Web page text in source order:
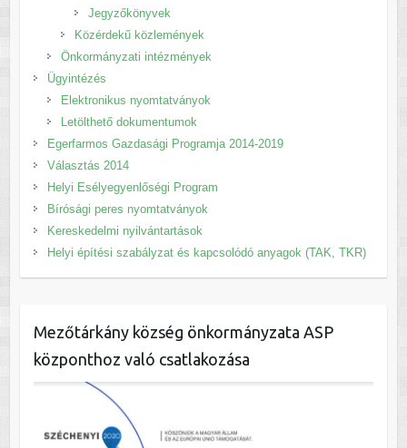
Jegyzőkönyvek
Közérdekű közlemények
Önkormányzati intézmények
Ügyintézés
Elektronikus nyomtatványok
Letölthető dokumentumok
Egerfarmos Gazdasági Programja 2014-2019
Választás 2014
Helyi Esélyegyenlőségi Program
Bírósági peres nyomtatványok
Kereskedelmi nyilvántartások
Helyi építési szabályzat és kapcsolódó anyagok (TAK, TKR)
Mezőtárkány község önkormányzata ASP
központhoz való csatlakozása